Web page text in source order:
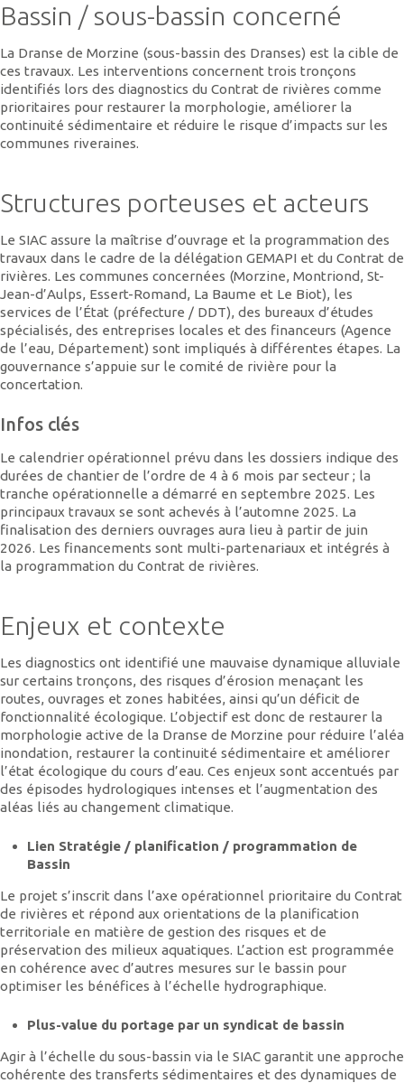
Bassin / sous-bassin concerné
La Dranse de Morzine (sous-bassin des Dranses) est la cible de
ces travaux. Les interventions concernent trois tronçons
identifiés lors des diagnostics du Contrat de rivières comme
prioritaires pour restaurer la morphologie, améliorer la
continuité sédimentaire et réduire le risque d’impacts sur les
communes riveraines.
Structures porteuses et acteurs
Le SIAC assure la maîtrise d’ouvrage et la programmation des
travaux dans le cadre de la délégation GEMAPI et du Contrat de
rivières. Les communes concernées (Morzine, Montriond, St-
Jean-d’Aulps, Essert-Romand, La Baume et Le Biot), les
services de l’État (préfecture / DDT), des bureaux d’études
spécialisés, des entreprises locales et des financeurs (Agence
de l’eau, Département) sont impliqués à différentes étapes. La
gouvernance s’appuie sur le comité de rivière pour la
concertation.
Infos clés
Le calendrier opérationnel prévu dans les dossiers indique des
durées de chantier de l’ordre de 4 à 6 mois par secteur ; la
tranche opérationnelle a démarré en septembre 2025. Les
principaux travaux se sont achevés à l’automne 2025. La
finalisation des derniers ouvrages aura lieu à partir de juin
2026. Les financements sont multi-partenariaux et intégrés à
la programmation du Contrat de rivières.
Enjeux et contexte
Les diagnostics ont identifié une mauvaise dynamique alluviale
sur certains tronçons, des risques d’érosion menaçant les
routes, ouvrages et zones habitées, ainsi qu’un déficit de
fonctionnalité écologique. L’objectif est donc de restaurer la
morphologie active de la Dranse de Morzine pour réduire l’aléa
inondation, restaurer la continuité sédimentaire et améliorer
l’état écologique du cours d’eau. Ces enjeux sont accentués par
des épisodes hydrologiques intenses et l’augmentation des
aléas liés au changement climatique.
Lien Stratégie / planification / programmation de
Bassin
Le projet s’inscrit dans l’axe opérationnel prioritaire du Contrat
de rivières et répond aux orientations de la planification
territoriale en matière de gestion des risques et de
préservation des milieux aquatiques. L’action est programmée
en cohérence avec d’autres mesures sur le bassin pour
optimiser les bénéfices à l’échelle hydrographique.
Plus-value du portage par un syndicat de bassin
Agir à l’échelle du sous-bassin via le SIAC garantit une approche
cohérente des transferts sédimentaires et des dynamiques de